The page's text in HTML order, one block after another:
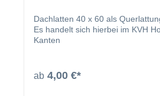
Dachlatten 40 x 60 als
Es handelt sich hierbei im KVH
Kanten
ab 4,00 €*